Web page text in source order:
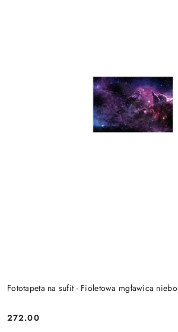
Fototapeta na sufit - Fioletowa mgławica niebo
Cena:
272.00